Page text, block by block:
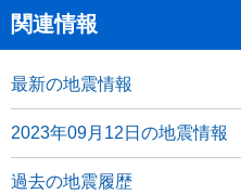
関連情報
最新の地震情報
2023年09月12日の地震情報
過去の地震履歴